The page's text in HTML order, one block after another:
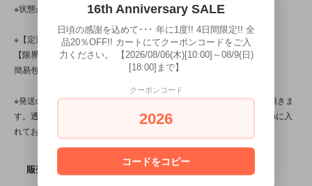
※状態が気になる方は、お気軽にお問い合わせ下さい！
※【定形外対応商品】・【サイズ規格外】です。
【限界個数】は【2個/点】･【送料】は340～500円です。
簡易包装です。
※発送の際、ぬいぐるみはプチプチ(エアパッキン/緩衝材)を省かせて頂きま
す。透明袋(ＯＰＰ袋)に本体を入れ、紙袋(場合によってはダンボール)に入
れてお送り致します。
販売価格 SOLD OUT
16th Anniversary SALE
日頃の感謝を込めて･･･ 年に1度!! 4日間限定!! 全
品20％OFF!! カートにてクーポンコードをご入
力ください。 【2026/08/06(木)[10:00]～08/9(日)
[18:00]まで】
クーポンコード
2026
コードをコピー